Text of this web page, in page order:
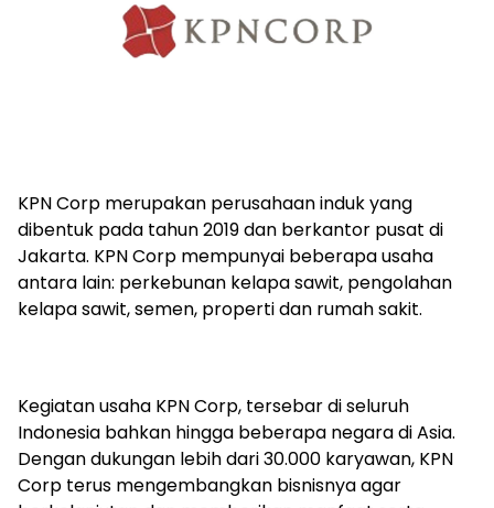
KPN Corp merupakan perusahaan induk yang
dibentuk pada tahun 2019 dan berkantor pusat di
Jakarta. KPN Corp mempunyai beberapa usaha
antara lain: perkebunan kelapa sawit, pengolahan
kelapa sawit, semen, properti dan rumah sakit.
Kegiatan usaha KPN Corp, tersebar di seluruh
Indonesia bahkan hingga beberapa negara di Asia.
Dengan dukungan lebih dari 30.000 karyawan, KPN
Corp terus mengembangkan bisnisnya agar